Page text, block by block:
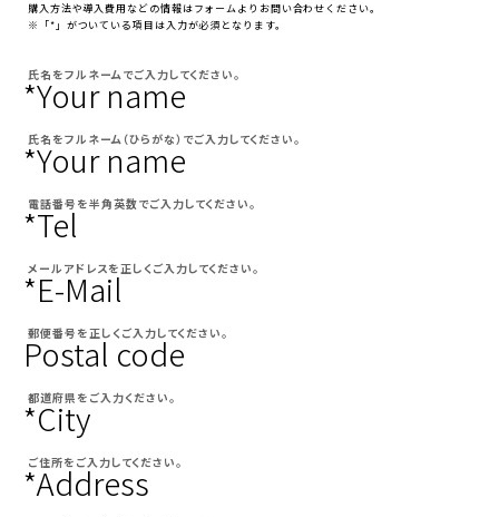
購⼊⽅法や導⼊費⽤などの情報はフォームよりお問い合わせください。
※「*」がついている項⽬は⼊⼒が必須となります。
氏名をフルネームでご入力してください。
*Your name
氏名をフルネーム（ひらがな）でご入力してください。
*Your name
電話番号を半角英数でご入力してください。
*Tel
メールアドレスを正しくご入力してください。
*E-Mail
郵便番号を正しくご入力してください。
Postal code
都道府県をご入力ください。
*City
ご住所をご入力してください。
*Address